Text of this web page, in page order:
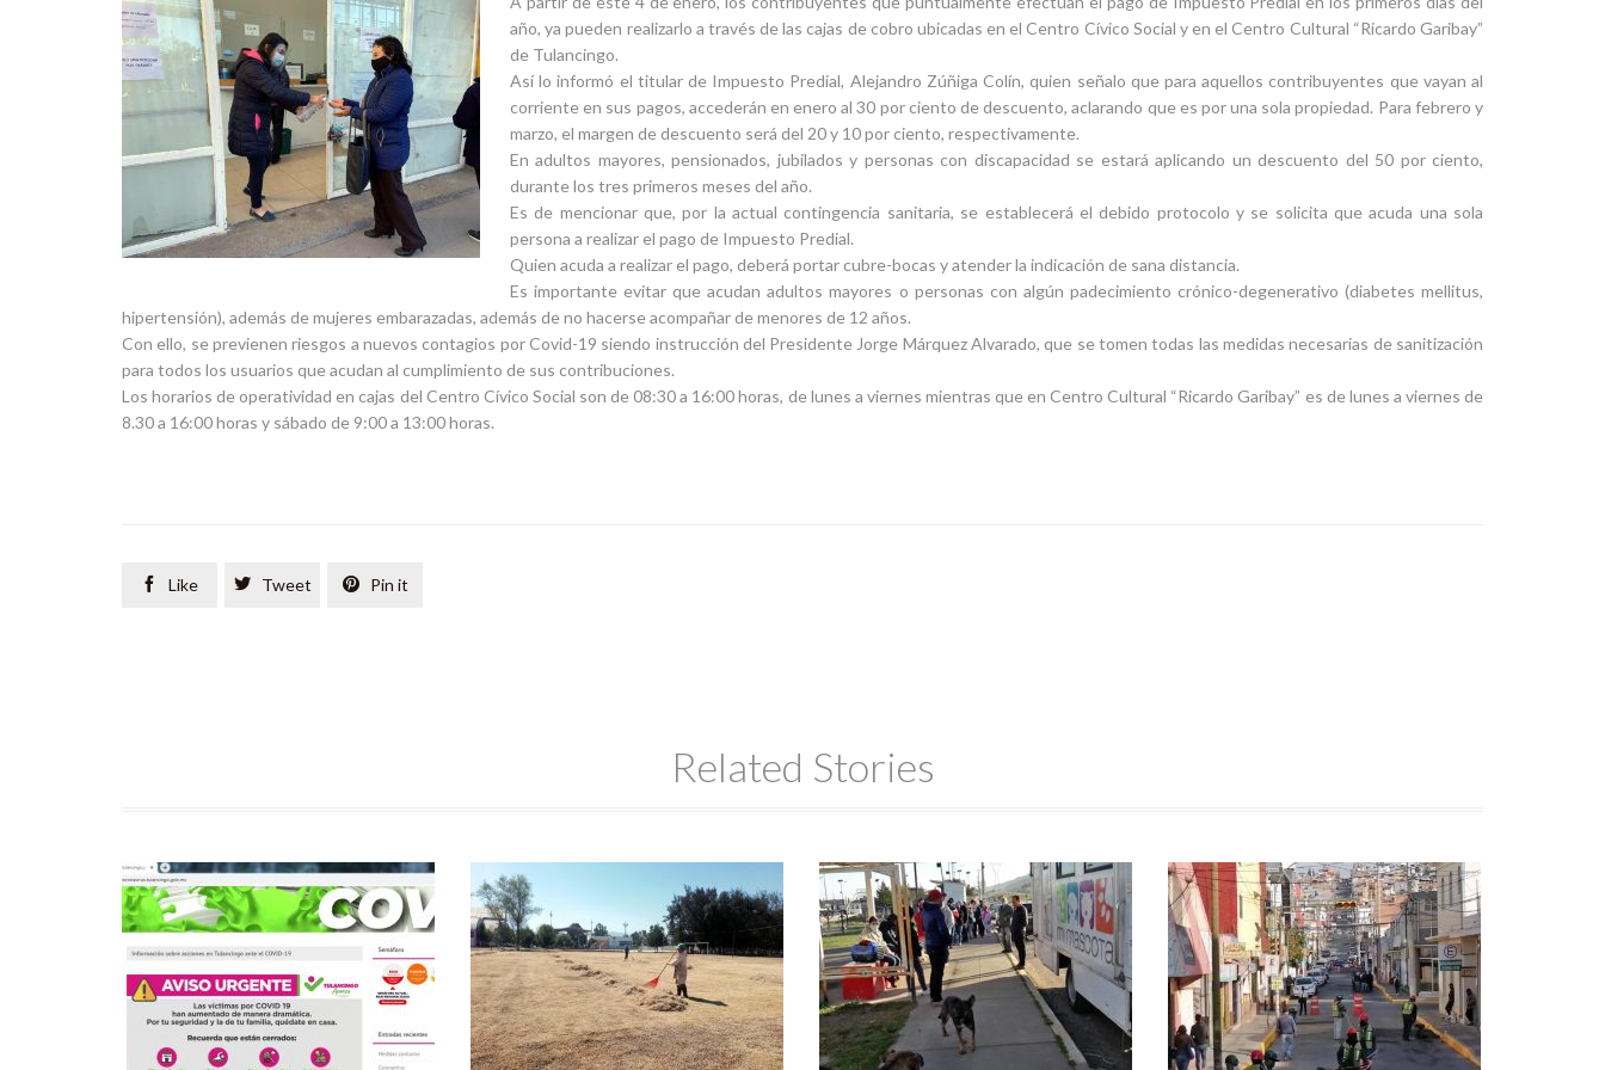
año, ya pueden realizarlo a través de las cajas de cobro ubicadas en el Centro Cívico Social y en el Centro Cultural “Ricardo Garibay”
de Tulancingo.
Así lo informó el titular de Impuesto Predial, Alejandro Zúñiga Colín, quien señalo que para aquellos contribuyentes que vayan al
corriente en sus pagos, accederán en enero al 30 por ciento de descuento, aclarando que es por una sola propiedad. Para febrero y
marzo, el margen de descuento será del 20 y 10 por ciento, respectivamente.
En adultos mayores, pensionados, jubilados y personas con discapacidad se estará aplicando un descuento del 50 por ciento,
durante los tres primeros meses del año.
Es de mencionar que, por la actual contingencia sanitaria, se establecerá el debido protocolo y se solicita que acuda una sola
persona a realizar el pago de Impuesto Predial.
Quien acuda a realizar el pago, deberá portar cubre-bocas y atender la indicación de sana distancia.
Es importante evitar que acudan adultos mayores o personas con algún padecimiento crónico-degenerativo (diabetes mellitus,
hipertensión), además de mujeres embarazadas, además de no hacerse acompañar de menores de 12 años.
Con ello, se previenen riesgos a nuevos contagios por Covid-19 siendo instrucción del Presidente Jorge Márquez Alvarado, que se tomen todas las medidas necesarias de sanitización
para todos los usuarios que acudan al cumplimiento de sus contribuciones.
Los horarios de operatividad en cajas del Centro Cívico Social son de 08:30 a 16:00 horas, de lunes a viernes mientras que en Centro Cultural “Ricardo Garibay” es de lunes a viernes de
8.30 a 16:00 horas y sábado de 9:00 a 13:00 horas.
 Like  Tweet  Pin it
Related Stories